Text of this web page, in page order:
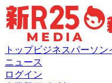
トップビジネスパーソン
ニュース
ログイン